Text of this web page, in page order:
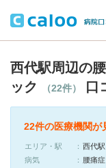
西代駅周辺の
ック
（22件） 口
22件の医療機関が
エリア・駅
西代
病気
腰痛症